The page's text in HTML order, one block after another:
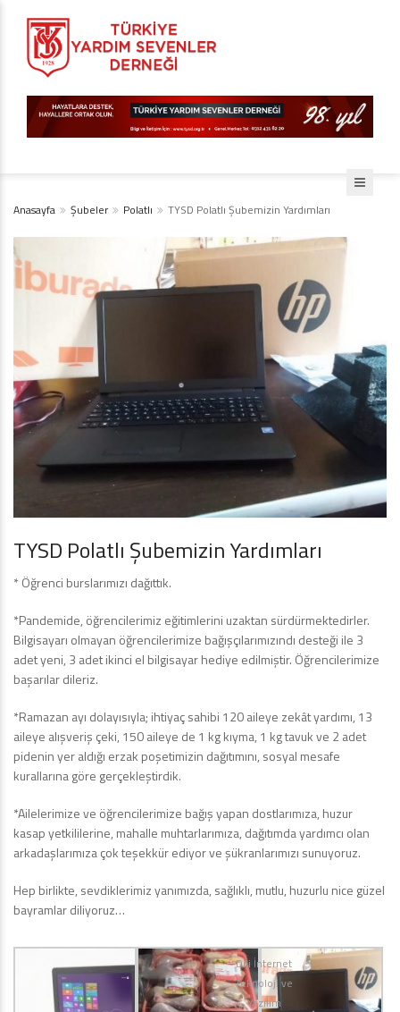
Anasayfa Şubeler Polatlı TYSD Polatlı Şubemizin Yardımları
TYSD Polatlı Şubemizin Yardımları
* Öğrenci burslarımızı dağıttık.
*Pandemide, öğrencilerimiz eğitimlerini uzaktan sürdürmektedirler.
Bilgisayarı olmayan öğrencilerimize bağışçılarımızındı desteği ile 3
adet yeni, 3 adet ikinci el bilgisayar hediye edilmiştir. Öğrencilerimize
başarılar dileriz.
*Ramazan ayı dolayısıyla; ihtiyaç sahibi 120 aileye zekât yardımı, 13
aileye alışveriş çeki, 150 aileye de 1 kg kıyma, 1 kg tavuk ve 2 adet
pidenin yer aldığı erzak poşetimizin dağıtımını, sosyal mesafe
kurallarına göre gerçekleştirdik.
*Ailelerimize ve öğrencilerimize bağış yapan dostlarımıza, huzur
kasap yetkililerine, mahalle muhtarlarımıza, dağıtımda yardımcı olan
arkadaşlarımıza çok teşekkür ediyor ve şükranlarımızı sunuyoruz.
Hep birlikte, sevdiklerimiz yanımızda, sağlıklı, mutlu, huzurlu nice güzel
bayramlar diliyoruz…
Diji İnternet
Teknoloji ve
Yazılım